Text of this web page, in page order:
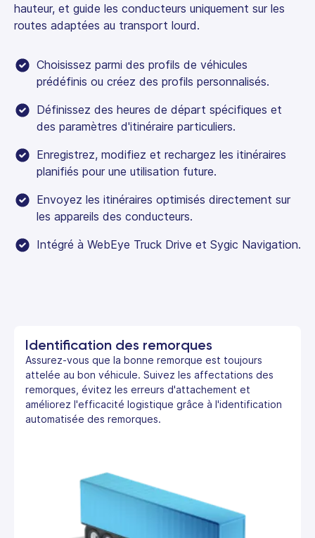
hauteur, et guide les conducteurs uniquement sur les
routes adaptées au transport lourd.
Choisissez parmi des profils de véhicules
prédéfinis ou créez des profils personnalisés.
Définissez des heures de départ spécifiques et
des paramètres d'itinéraire particuliers.
Enregistrez, modifiez et rechargez les itinéraires
planifiés pour une utilisation future.
Envoyez les itinéraires optimisés directement sur
les appareils des conducteurs.
Intégré à WebEye Truck Drive et Sygic Navigation.
Identification des remorques
Assurez-vous que la bonne remorque est toujours
attelée au bon véhicule. Suivez les affectations des
remorques, évitez les erreurs d'attachement et
améliorez l'efficacité logistique grâce à l'identification
automatisée des remorques.